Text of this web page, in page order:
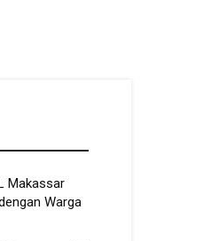
Makassar
Warga